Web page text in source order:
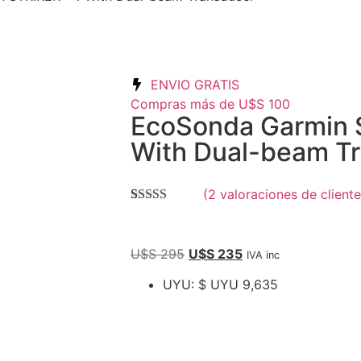
ENVIO GRATIS
Compras más de U$S 100
EcoSonda Garmin
With Dual-beam
valoraciones
de clientes
(2 valoraciones de
U$S295 U$S 235 IVA inc
UYU: $ UYU 9,635